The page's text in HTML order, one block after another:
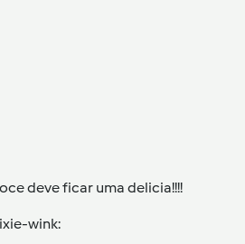
deve ficar uma delicia!!!!
wink: